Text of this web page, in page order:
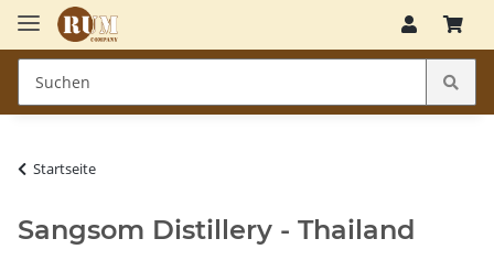
Startseite
Sangsom Distillery - Thailand